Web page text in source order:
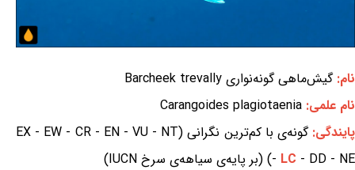
نام:گیش‌ماهی گونه‌نواری Barcheek trevally
نام علمی: Carangoides plagiotaenia
پایندگی:
گونه‌ی با کم‌ترین نگرانی (EX - EW - CR - EN - VU - NT
- LC - DD - NE) (بر پایه‌ی سیاهه‌ی سرخ IUCN)